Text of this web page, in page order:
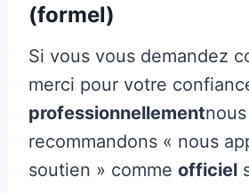
(formel)
Si vous vous demandez
merci pour votre
professionnellementnous
recommandons « nous
soutien » comme officiel